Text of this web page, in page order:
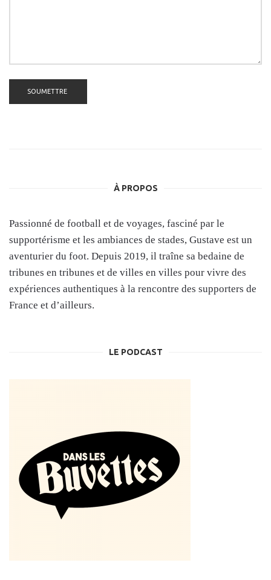
À PROPOS
Passionné de football et de voyages, fasciné par le
supportérisme et les ambiances de stades, Gustave est un
aventurier du foot. Depuis 2019, il traîne sa bedaine de
tribunes en tribunes et de villes en villes pour vivre des
expériences authentiques à la rencontre des supporters de
France et d’ailleurs.
LE PODCAST